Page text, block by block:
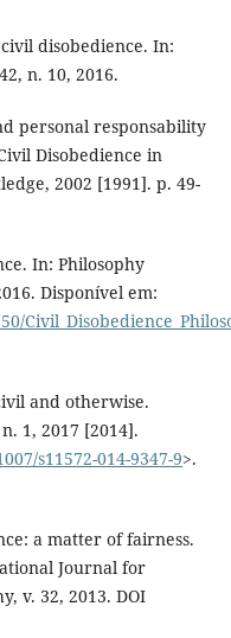
disobedience. In:
n. 10, 2016.
personal responsability
Disobedience in
2002 [1991]. p. 49-
In: Philosophy
Disponível em:
and otherwise.
1, 2017 [2014].
s11572-014-9347-9>.
a matter of fairness.
Journal for
v. 32, 2013. DOI